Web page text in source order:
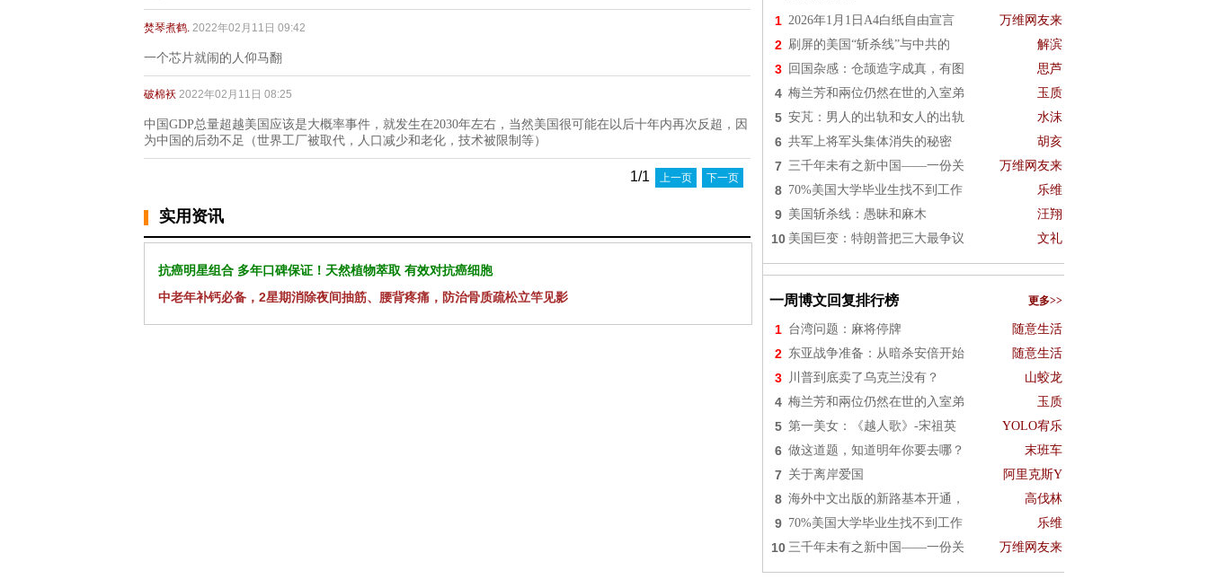
焚琴煮鹤. 2022年02月11日 09:42
一个芯片就闹的人仰马翻
破棉袄 2022年02月11日 08:25
中国GDP总量超越美国应该是大概率事件，就发生在2030年左右，当然美国很可能在以后十年内再次反超，因
为中国的后劲不足（世界工厂被取代，人口减少和老化，技术被限制等）
1/1 上一页 下一页
实用资讯
抗癌明星组合 多年口碑保证！天然植物萃取 有效对抗癌细胞
中老年补钙必备，2星期消除夜间抽筋、腰背疼痛，防治骨质疏松立竿见影
1 2026年1月1日A4白纸自由宣言 万维网友来
2 刷屏的美国“斩杀线”与中共的 解滨
3 回国杂感：仓颉造字成真，有图 思芦
4 梅兰芳和兩位仍然在世的入室弟 玉质
5 安芃：男人的出轨和女人的出轨 水沫
6 共军上将军头集体消失的秘密 胡亥
7 三千年未有之新中国——一份关 万维网友来
8 70%美国大学毕业生找不到工作 乐维
9 美国斩杀线：愚昧和麻木 汪翔
10 美国巨变：特朗普把三大最争议 文礼
一周博文回复排行榜 更多>>
1 台湾问题：麻将停牌 随意生活
2 东亚战争准备：从暗杀安倍开始 随意生活
3 川普到底卖了乌克兰没有？ 山蛟龙
4 梅兰芳和兩位仍然在世的入室弟 玉质
5 第一美女：《越人歌》-宋祖英 YOLO宥乐
6 做这道题，知道明年你要去哪？ 末班车
7 关于离岸爱国 阿里克斯Y
8 海外中文出版的新路基本开通， 高伐林
9 70%美国大学毕业生找不到工作 乐维
10 三千年未有之新中国——一份关 万维网友来